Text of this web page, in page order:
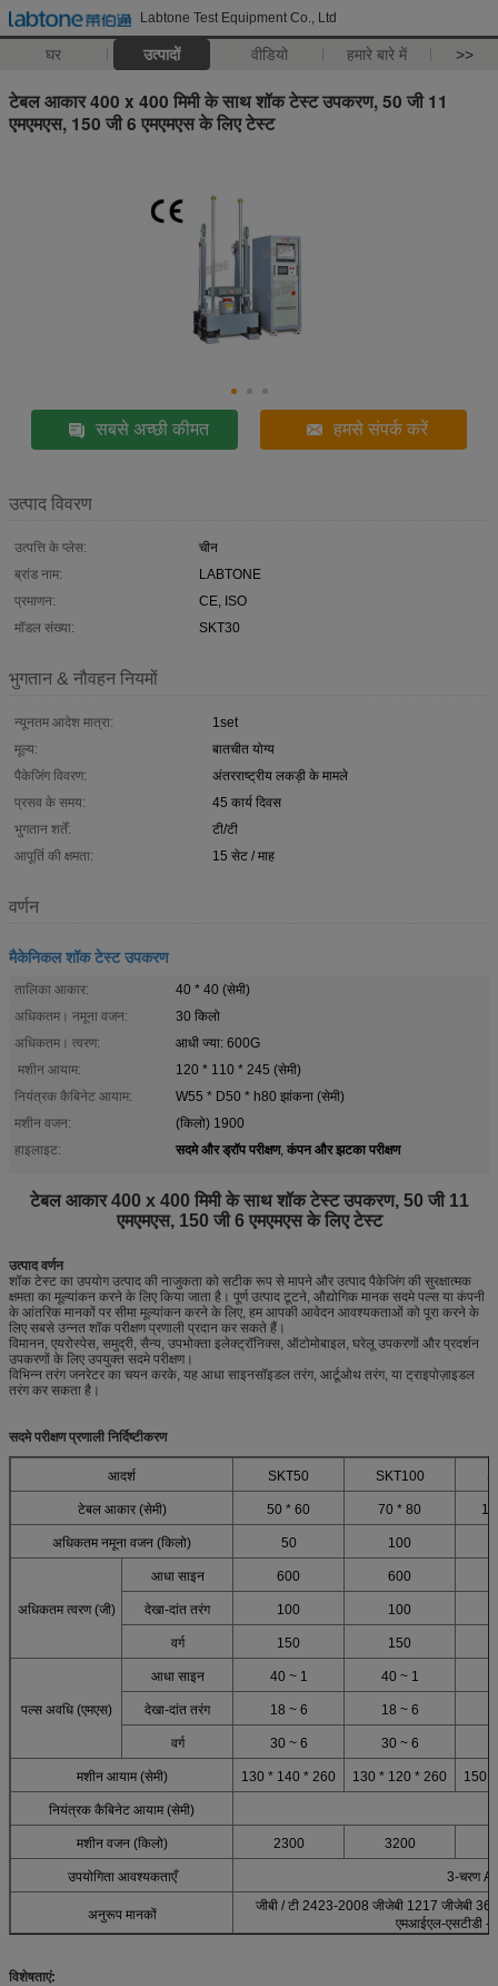
Labtone Test Equipment Co., Ltd
घर उत्पादों वीडियो हमारे बारे में >>
टेबल आकार 400 x 400 मिमी के साथ शॉक टेस्ट उपकरण, 50 जी 11
एमएमएस, 150 जी 6 एमएमएस के लिए टेस्ट
सबसे अच्छी कीमत हमसे संपर्क करें
उत्पाद विवरण
उत्पत्ति के प्लेस:
चीन
ब्रांड नाम:
LABTONE
प्रमाणन:
CE, ISO
मॉडल संख्या:
SKT30
भुगतान & नौवहन नियमों
न्यूनतम आदेश मात्रा:
1set
मूल्य:
बातचीत योग्य
पैकेजिंग विवरण:
अंतरराष्ट्रीय लकड़ी के मामले
प्रसव के समय:
45 कार्य दिवस
भुगतान शर्तें:
टी/टी
आपूर्ति की क्षमता:
15 सेट / माह
वर्णन
मैकेनिकल शॉक टेस्ट उपकरण
तालिका आकार:
40 * 40 (सेमी)
अधिकतम। नमूना वजन:
30 किलो
अधिकतम। त्वरण:
आधी ज्या: 600G
मशीन आयाम:
120 * 110 * 245 (सेमी)
नियंत्रक कैबिनेट आयाम:
W55 * D50 * h80 झांकना (सेमी)
मशीन वजन:
(किलो) 1900
हाइलाइट:
सदमे और ड्रॉप परीक्षण, कंपन और झटका परीक्षण
टेबल आकार 400 x 400 मिमी के साथ शॉक टेस्ट उपकरण, 50 जी 11
एमएमएस, 150 जी 6 एमएमएस के लिए टेस्ट
उत्पाद वर्णन
शॉक टेस्ट का उपयोग उत्पाद की नाजुकता को सटीक रूप से मापने और उत्पाद पैकेजिंग की सुरक्षात्मक
क्षमता का मूल्यांकन करने के लिए किया जाता है। पूर्ण उत्पाद टूटने, औद्योगिक मानक सदमे पल्स या कंपनी
के आंतरिक मानकों पर सीमा मूल्यांकन करने के लिए, हम आपकी आवेदन आवश्यकताओं को पूरा करने के
लिए सबसे उन्नत शॉक परीक्षण प्रणाली प्रदान कर सकते हैं।
विमानन, एयरोस्पेस, समुद्री, सैन्य, उपभोक्ता इलेक्ट्रॉनिक्स, ऑटोमोबाइल, घरेलू उपकरणों और प्रदर्शन
उपकरणों के लिए उपयुक्त सदमे परीक्षण।
विभिन्न तरंग जनरेटर का चयन करके, यह आधा साइनसॉइडल तरंग, आर्टूओथ तरंग, या ट्राइपोज़ाइडल
तरंग कर सकता है।
सदमे परीक्षण प्रणाली निर्दिष्टीकरण
आदर्श SKT50 SKT100
टेबल आकार (सेमी) 50 * 60 70 * 80
अधिकतम नमूना वजन (किलो) 50 100
अधिकतम त्वरण (जी)
आधा साइन 600 600
देखा-दांत तरंग 100 100
वर्ग 150 150
पल्स अवधि (एमएस)
आधा साइन 40 ~ 1 40 ~ 1
देखा-दांत तरंग 18 ~ 6 18 ~ 6
वर्ग 30 ~ 6 30 ~ 6
मशीन आयाम (सेमी) 130 * 140 * 260 130 * 120 * 260 150
नियंत्रक कैबिनेट आयाम (सेमी)
मशीन वजन (किलो) 2300 3200
उपयोगिता आवश्यकताएँ 3-चरण
अनुरूप मानकों
जीबी / टी 2423-2008 जीजेबी 1217 जीजेबी
एमआईएल-एसटीडी -
विशेषताएं: